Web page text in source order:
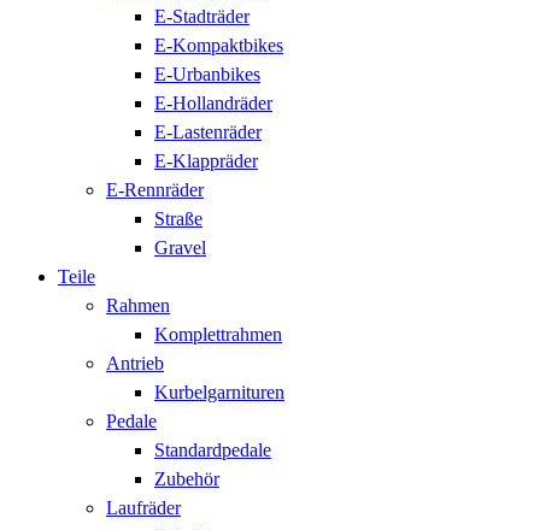
E-Stadträder
E-Kompaktbikes
E-Urbanbikes
E-Hollandräder
E-Lastenräder
E-Klappräder
E-Rennräder
Straße
Gravel
Teile
Rahmen
Komplettrahmen
Antrieb
Kurbelgarnituren
Pedale
Standardpedale
Zubehör
Laufräder